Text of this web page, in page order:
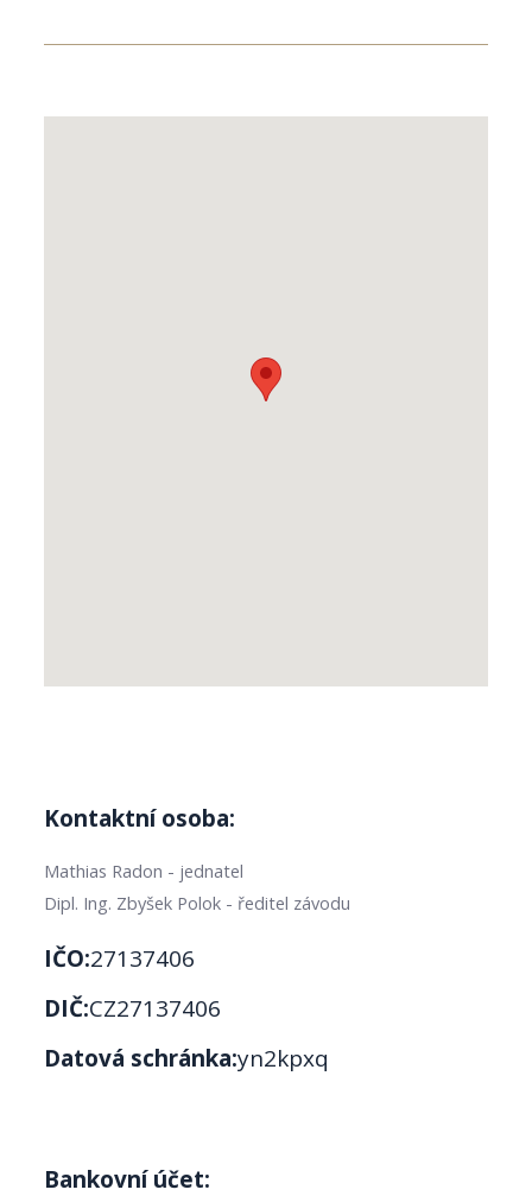
Kontaktní osoba:
Mathias Radon - jednatel
Dipl. Ing. Zbyšek Polok - ředitel závodu
IČO:27137406
DIČ:CZ27137406
Datová schránka:yn2kpxq
Bankovní účet: